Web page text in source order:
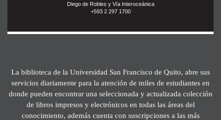
Diego de Robles y Vía Interoceánica
+593 2 297 1700
La biblioteca de la Universidad San Francisco de Quito, abre sus
servicios diariamente para la atención de miles de estudiantes en
donde pueden encontrar una seleccionada y actualizada colección
de libros impresos y electrónicos en todas las áreas del
conocimiento, además cuenta con suscripciones a las más